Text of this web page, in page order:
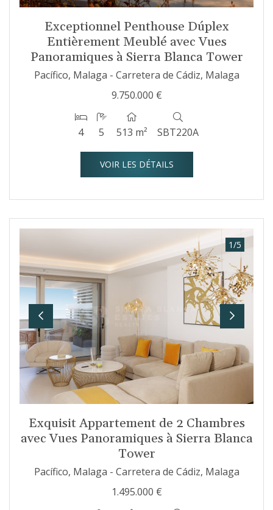
Exceptionnel Penthouse Dúplex
Entièrement Meublé avec Vues
Panoramiques à Sierra Blanca Tower
Pacífico, Malaga - Carretera de Cádiz, Malaga
9.750.000 €
4 5 513 m² SBT220A
VOIR LES DÉTAILS
Previous Next
1/5
Exquisit Appartement de 2 Chambres
avec Vues Panoramiques à Sierra Blanca
Tower
Pacífico, Malaga - Carretera de Cádiz, Malaga
1.495.000 €